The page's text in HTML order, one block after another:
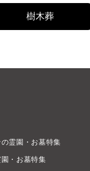
樹木葬
霊園・お墓特集
・お墓特集